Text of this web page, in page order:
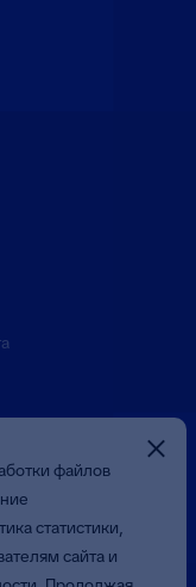
файлов
статистики,
сайта и